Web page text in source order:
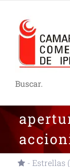
Buscar.
- Estrellas